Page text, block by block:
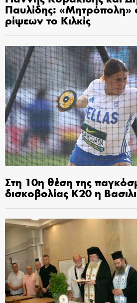
Παυλίδης: «Μητρόπολη»
ρίψεων το Κιλκίς
Στη 10η θέση της
δισκοβολίας Κ20 η